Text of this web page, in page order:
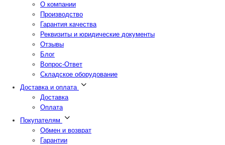
О компании
Производство
Гарантия качества
Реквизиты и юридические документы
Отзывы
Блог
Вопрос-Ответ
Складское оборудование
Доставка и оплата
Доставка
Оплата
Покупателям
Обмен и возврат
Гарантии